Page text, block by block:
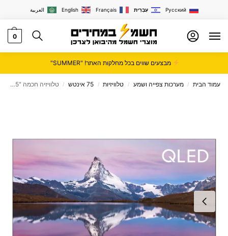
العربية English Français עִבְרִית Русский
0
מבצעים שווים בכל מחלקות האתר! "SUMMER"
עמוד הבית / מערכות צפייה ושמע / טלוויזיות / 75 אינטש / טלוויזיה חכמה "75 4K QLED פרוסוניק prosonic דגם P75QOS22